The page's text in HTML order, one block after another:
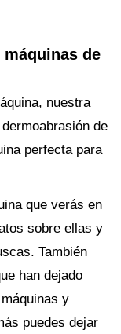
de
nuestra
de
perfecta para
que verás en
sobre ellas y
También
han dejado
y
puedes dejar